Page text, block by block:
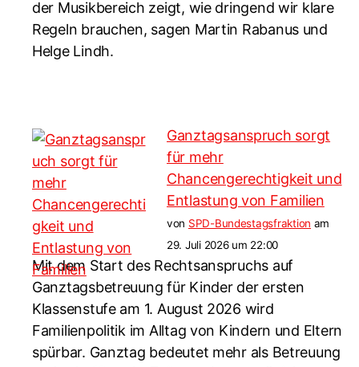
der Musikbereich zeigt, wie dringend wir klare
Regeln brauchen, sagen Martin Rabanus und
Helge Lindh.
Ganztagsanspruch sorgt
für mehr
Chancengerechtigkeit und
Entlastung von Familien
von SPD-Bundestagsfraktion am
29. Juli 2026 um 22:00
Mit dem Start des Rechtsanspruchs auf
Ganztagsbetreuung für Kinder der ersten
Klassenstufe am 1. August 2026 wird
Familienpolitik im Alltag von Kindern und Eltern
spürbar. Ganztag bedeutet mehr als Betreuung